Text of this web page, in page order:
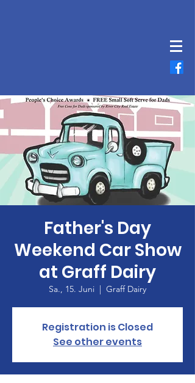
Father's Day
Weekend Car Show
at Graff Dairy
Sa., 15. Juni
  |
Graff Dairy
Registration is Closed
See other events